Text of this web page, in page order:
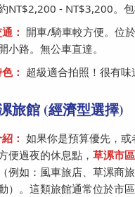
NT$2,200 - NT$3,200。包
： 開車/騎車較方便。位
小路。無公車直達。
： 超級適合拍照！很有味
旅館 (經濟型選擇)
： 如果你是預算優先，
便過夜的休息點， 草漯市區
例如：風車旅店、草漯商
）。這類旅館通常位於市